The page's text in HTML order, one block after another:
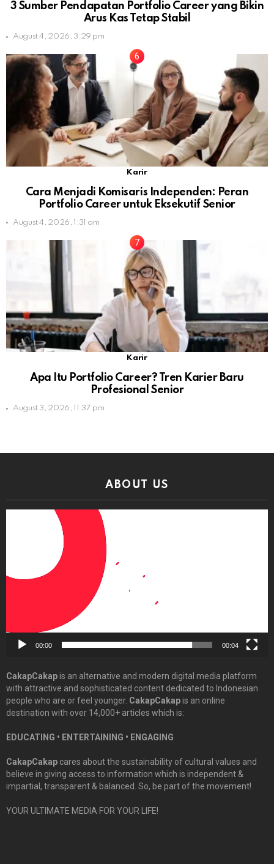
3 Sumber Pendapatan Portfolio Career yang Bikin
Arus Kas Tetap Stabil
August 4, 2026, 3:29 pm
Karir
Cara Menjadi Komisaris Independen: Peran
Portfolio Career untuk Eksekutif Senior
August 4, 2026, 1:31 am
Karir
Apa Itu Portfolio Career? Tren Karier Baru
Profesional Senior
August 3, 2026, 11:37 pm
ABOUT US
00:00 00:04
CakapCakapis an alternative and modern digital media platform
with attractive and sophisticated content dedicated to Indonesian
people who are or feel younger. CakapCakapis an online
destination with over 14,000+ articles which is:
EDUCATING • ENTERTAINING • ENGAGING
CakapCakap cares about the sustainability of cultural values and
believe in giving access to information which is independent &
impartial, transparent & balanced. So, be part of the movement!
YOUR ULTIMATE MEDIA FOR YOUR LIFE!